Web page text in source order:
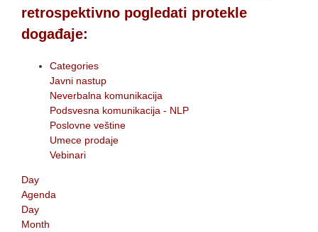
retrospektivno pogledati protekle
događaje:
Categories
Javni nastup
Neverbalna komunikacija
Podsvesna komunikacija - NLP
Poslovne veštine
Umece prodaje
Vebinari
Day
Agenda
Day
Month